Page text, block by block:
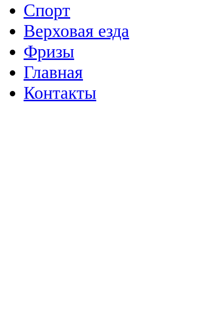
Спорт
Верховая езда
Фризы
Главная
Контакты